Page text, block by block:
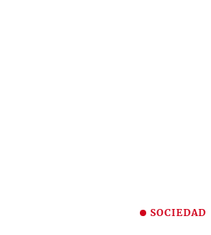
SOCIEDAD